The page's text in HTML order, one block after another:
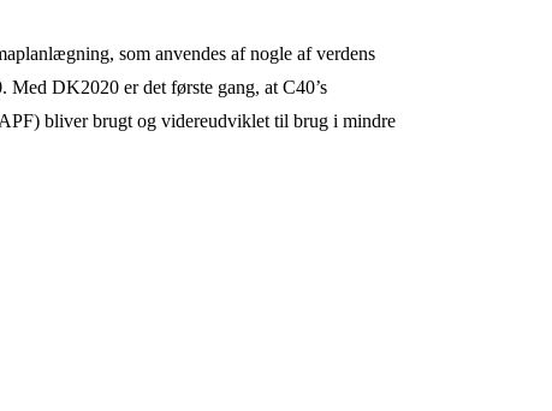
som anvendes af nogle af verdens
DK2020 er det første gang, at C40’s
bliver brugt og videreudviklet til brug i mindre